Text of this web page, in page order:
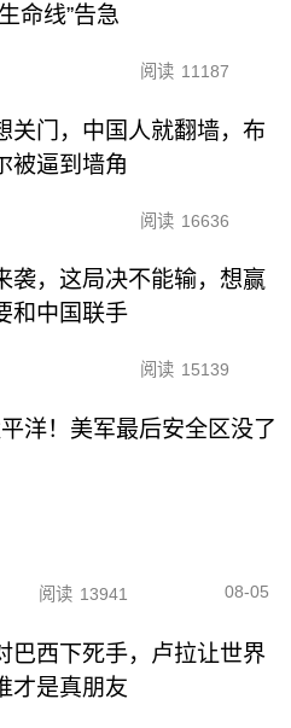
命线”告急
阅读 11187
关门，中国人就翻墙，布
被逼到墙角
阅读 16636
袭，这局决不能输，想赢
和中国联手
阅读 15139
洋！美军最后安全区没了
阅读 13941 08-05
巴西下死手，卢拉让世界
才是真朋友